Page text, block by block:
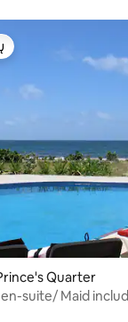
Quarter
suite/ Maid